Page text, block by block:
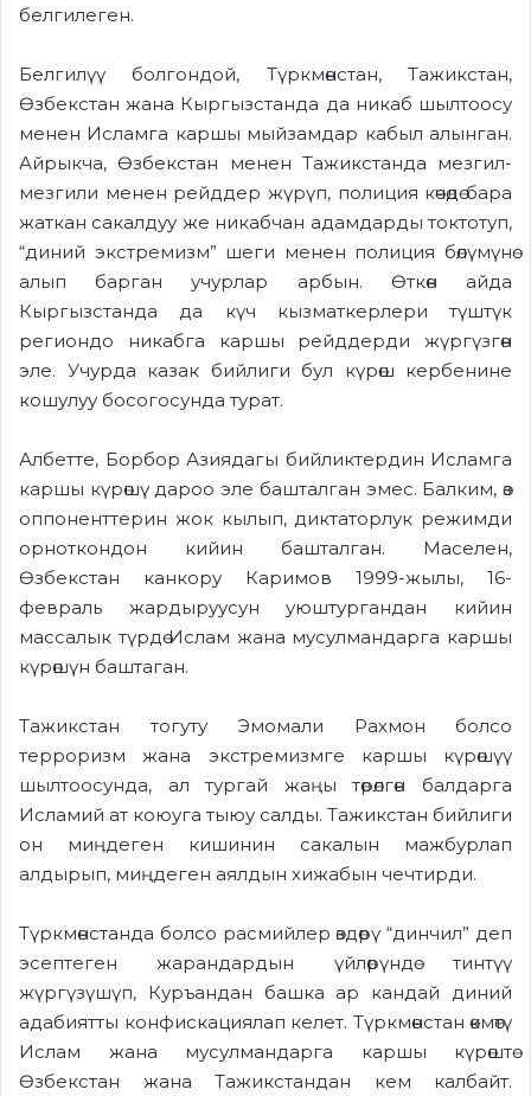
белгилеген.
Белгилүү болгондой, Түркмөнстан, Тажикстан,
Өзбекстан жана Кыргызстанда да никаб шылтоосу
менен Исламга каршы мыйзамдар кабыл алынган.
Айрыкча, Өзбекстан менен Тажикстанда мезгил-
мезгили менен рейддер жүрүп, полиция көчөдө бара
жаткан сакалдуу же никабчан адамдарды токтотуп,
“диний экстремизм” шеги менен полиция бөлүмүнө
алып барган учурлар арбын. Өткөн айда
Кыргызстанда да күч кызматкерлери түштүк
региондо никабга каршы рейддерди жүргүзгөн
эле. Учурда казак бийлиги бул күрөш кербенине
кошулуу босогосунда турат.
Албетте, Борбор Азиядагы бийликтердин Исламга
каршы күрөшү дароо эле башталган эмес. Балким, өз
оппоненттерин жок кылып, диктаторлук режимди
орноткондон кийин башталган. Маселен,
Өзбекстан канкору Каримов 1999-жылы, 16-
февраль жардыруусун уюштургандан кийин
массалык түрдө Ислам жана мусулмандарга каршы
күрөшүн баштаган.
Тажикстан тогуту Эмомали Рахмон болсо
терроризм жана экстремизмге каршы күрөшүү
шылтоосунда, ал тургай жаңы төрөлгөн балдарга
Исламий ат коюуга тыюу салды. Тажикстан бийлиги
он миӊдеген кишинин сакалын мажбурлап
алдырып, миңдеген аялдын хижабын чечтирди.
Түркмөнстанда болсо расмийлер өздөрү “динчил” деп
эсептеген жарандардын үйлөрүндө тинтүү
жүргүзүшүп, Куръандан башка ар кандай диний
адабиятты конфискациялап келет. Түркмөнстан өкмөтү
Ислам жана мусулмандарга каршы күрөштө
Өзбекстан жана Тажикстандан кем калбайт.